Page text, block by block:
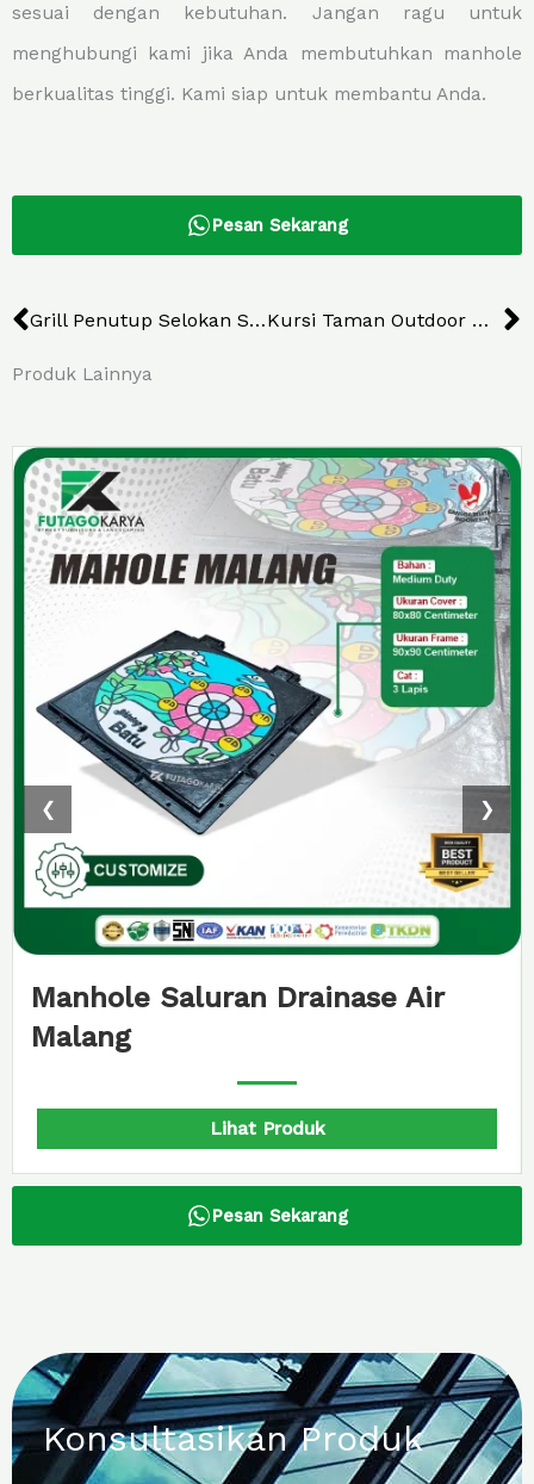
sesuai dengan kebutuhan. Jangan ragu untuk
menghubungi kami jika Anda membutuhkan manhole
berkualitas tinggi. Kami siap untuk membantu Anda.
Pesan Sekarang
Prev Grill Penutup Selokan SCBD Kota Jakarta Kursi Taman Outdoor Minimalis Kabupaten Bojonegoro
Produk Lainnya
❮ ❯
Manhole Cover Besi Cor Pasar
Tani Morosuko
Lihat Produk
Pesan Sekarang
Konsultasikan Produk